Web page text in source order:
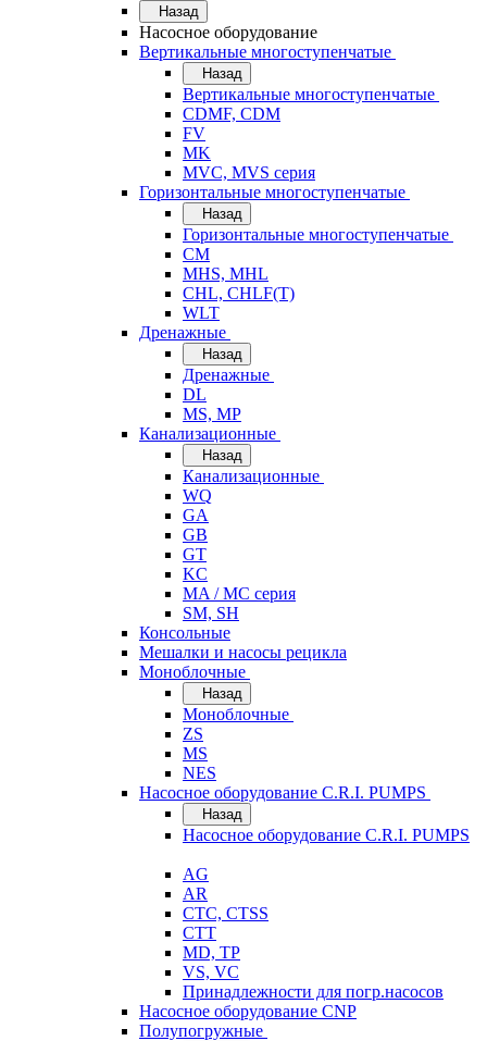
Назад
Насосное оборудование
Вертикальные многоступенчатые
Назад
Вертикальные многоступенчатые
CDMF, CDM
FV
MK
MVC, MVS серия
Горизонтальные многоступенчатые
Назад
Горизонтальные многоступенчатые
CM
MHS, MHL
CHL, CHLF(T)
WLT
Дренажные
Назад
Дренажные
DL
MS, MP
Канализационные
Назад
Канализационные
WQ
GA
GB
GT
KC
MA / MC серия
SM, SH
Консольные
Мешалки и насосы рецикла
Моноблочные
Назад
Моноблочные
ZS
MS
NES
Насосное оборудование C.R.I. PUMPS
Назад
Насосное оборудование C.R.I. PUMPS
AG
AR
CTC, CTSS
CTT
MD, TP
VS, VC
Принадлежности для погр.насосов
Насосное оборудование CNP
Полупогружные